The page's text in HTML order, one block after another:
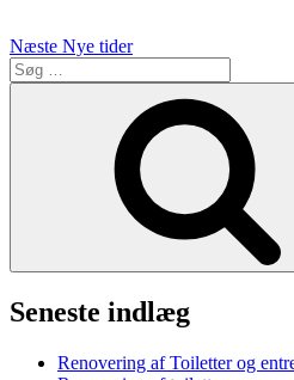
Næste Nye tider
Søg
efter:
Seneste indlæg
Renovering af Toiletter og